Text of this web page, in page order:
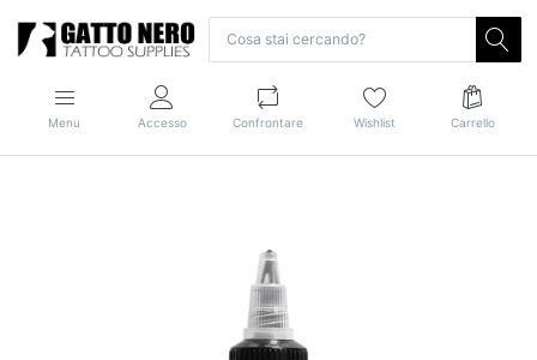
Menu Accesso Confrontare Wishlist Carrello